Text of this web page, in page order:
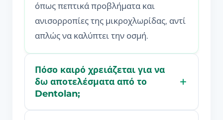
όπως πεπτικά προβλήματα και
ανισορροπίες της μικροχλωρίδας, αντί
απλώς να καλύπτει την οσμή.
Πόσο καιρό χρειάζεται για να
δω αποτελέσματα από το
Dentolan;